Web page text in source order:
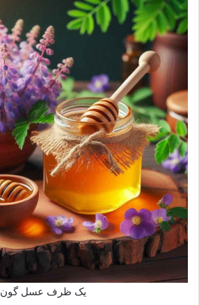
یک ظرف عسل گون